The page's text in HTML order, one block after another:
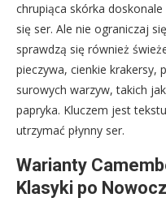
chrupiąca skórka doskonale
się ser. Ale nie ograniczaj
sprawdzą się również
pieczywa, cienkie krakersy,
surowych warzyw, takich
papryka. Kluczem jest
utrzymać płynny ser.
Warianty
Klasyki po